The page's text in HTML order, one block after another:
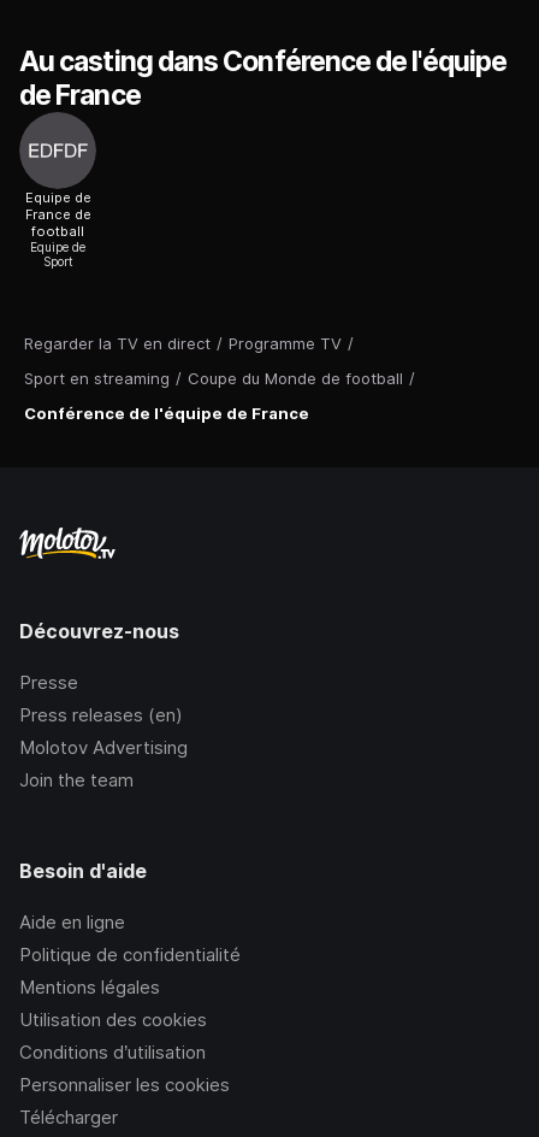
Regarder la TV en direct / Programme TV /
Sport en streaming / Coupe du Monde de football /
Conférence de l'équipe de France
Au casting dans Conférence de l'équipe
de France
Equipe de
France de
football
Equipe de
Sport
Découvrez-nous
Presse
Press releases (en)
Molotov Advertising
Join the team
Besoin d'aide
Aide en ligne
Politique de confidentialité
Mentions légales
Utilisation des cookies
Conditions d’utilisation
Personnaliser les cookies
Télécharger